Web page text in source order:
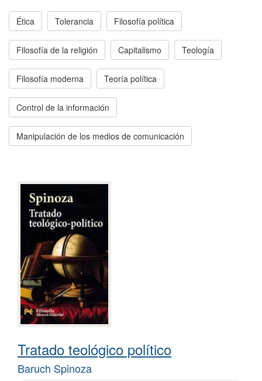
Ética Tolerancia Filosofía política
Filosofía de la religión Capitalismo Teología
Filosofía moderna Teoría política
Control de la información
Manipulación de los medios de comunicación
Tratado teológico político
Baruch Spinoza